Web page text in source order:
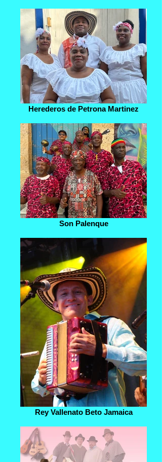
Herederos de Petrona Martinez
Son Palenque
Rey Vallenato Beto Jamaica